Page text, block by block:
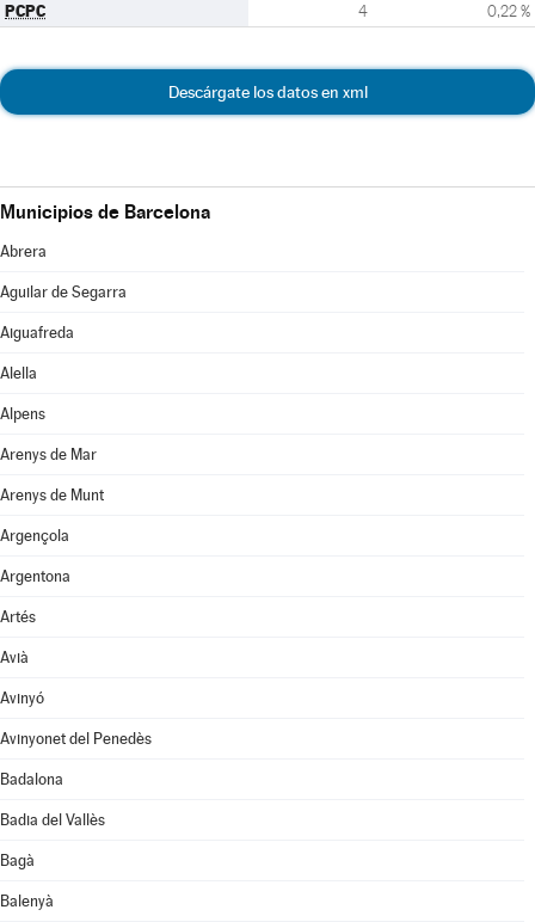
PCPC 4 0,22 %
Descárgate los datos en xml
Municipios de Barcelona
Abrera
Aguilar de Segarra
Aiguafreda
Alella
Alpens
Arenys de Mar
Arenys de Munt
Argençola
Argentona
Artés
Avià
Avinyó
Avinyonet del Penedès
Badalona
Badia del Vallès
Bagà
Balenyà